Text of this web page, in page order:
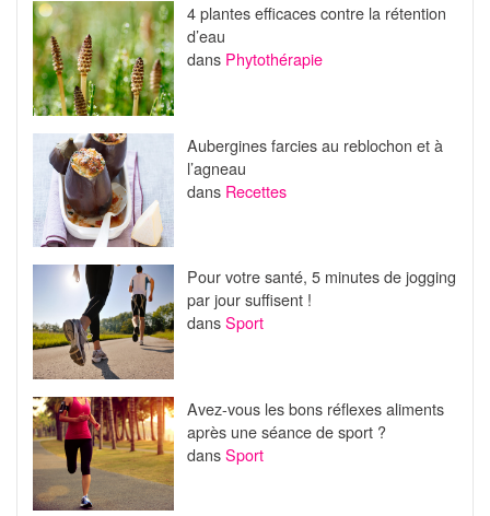
4 plantes efficaces contre la rétention
d’eau
dans Phytothérapie
Aubergines farcies au reblochon et à
l’agneau
dans Recettes
Pour votre santé, 5 minutes de jogging
par jour suffisent !
dansSport
Avez-vous les bons réflexes aliments
après une séance de sport ?
dansSport